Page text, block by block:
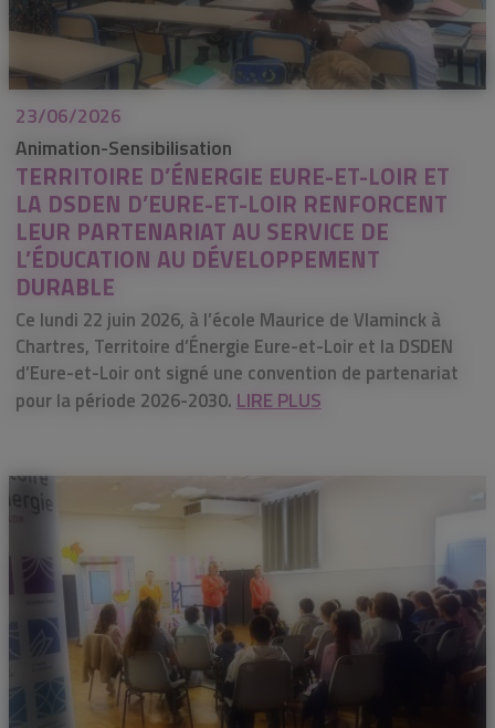
23/06/2026
Animation-Sensibilisation
TERRITOIRE D’ÉNERGIE EURE-ET-LOIR ET
LA DSDEN D’EURE-ET-LOIR RENFORCENT
LEUR PARTENARIAT AU SERVICE DE
L’ÉDUCATION AU DÉVELOPPEMENT
DURABLE
Ce lundi 22 juin 2026, à l’école Maurice de Vlaminck à
Chartres, Territoire d’Énergie Eure-et-Loir et la DSDEN
d’Eure-et-Loir ont signé une convention de partenariat
pour la période 2026-2030. LIRE PLUS